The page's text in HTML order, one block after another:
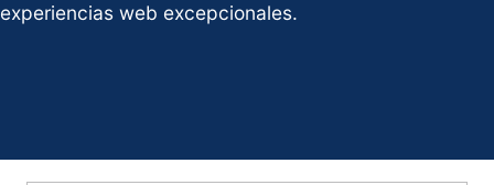
experiencias web excepcionales.